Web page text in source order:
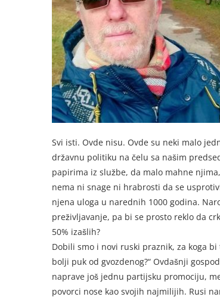
Svi isti. Ovde nisu. Ovde su neki malo
državnu politiku na čelu sa našim
papirima iz službe, da malo mahne
nema ni snage ni hrabrosti da se
njena uloga u narednih 1000 godina.
preživljavanje, pa bi se prosto reklo da
50% izašlih?
Dobili smo i novi ruski praznik, za koga
bolji puk od gvozdenog?“ Ovdašnji
naprave još jednu partijsku promociju,
povorci nose kao svojih najmilijih. Rusi